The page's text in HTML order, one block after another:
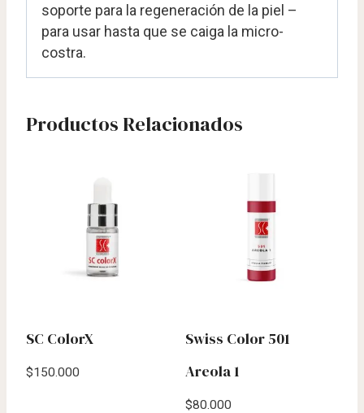
soporte para la regeneración de la piel –
para usar hasta que se caiga la micro-
costra.
Productos Relacionados
SC ColorX
$150.000
Swiss Color 501
Areola 1
$80.000